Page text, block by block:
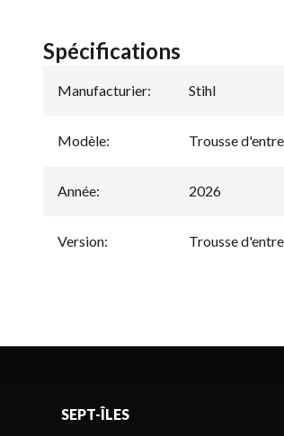
Spécifications
Manufacturier: Stihl
Modèle: Trousse
Année: 2026
Version: Trousse
SEPT-ÎLES